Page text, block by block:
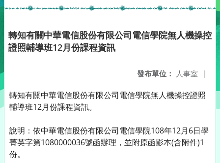
轉知有關中華電信股份有限公司電信學院無人機操控
證照輔導班12月份課程資訊
發布單位： 人事室 |
轉知有關中華電信股份有限公司電信學院無人機操控證照
輔導班12月份課程資訊。
說明：依中華電信股份有限公司電信學院108年12月6日學
菁英字第1080000036號函辦理，並附原函影本(含附件)1
份。